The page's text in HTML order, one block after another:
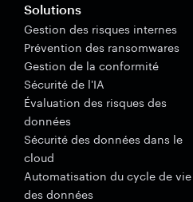
Solutions
Gestion des risques internes
Prévention des ransomwares
Gestion de la conformité
Sécurité de l'IA
Évaluation des risques des
données
Sécurité des données dans le
cloud
Automatisation du cycle de vie
des données